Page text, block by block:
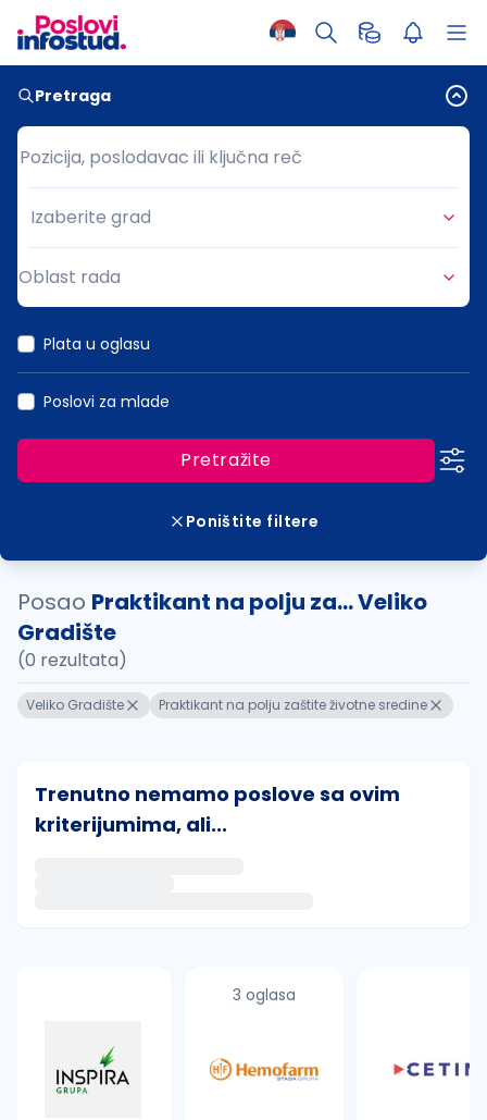
Pretraga
Pozicija, poslodavac ili ključna reč
Pozicija, poslodavac ili ključna reč
Grad
Izaberite grad
Oblast rada
Plata u oglasu
Poslovi za mlade
Pretražite
Poništite filtere
Posao Praktikant na polju za... Veliko
Gradište
(0 rezultata)
Veliko Gradište Praktikant na polju zaštite životne sredine
Trenutno nemamo poslove sa ovim
kriterijumima, ali...
Takođe možete da:
proverite pravopisne greške (koristite č, ć, š, đ,
3 oglasa